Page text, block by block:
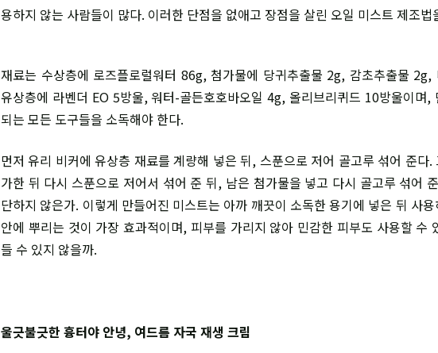
용하지 않는 사람들이 많다. 이러한 단점을 없애고 장점을 살린 오일 미스트 제조법
재료는 수상층에 로즈플로럴워터 86g, 첨가물에 당귀추출물 2g, 감초추출물
유상층에 라벤더 EO 5방울, 워터-골든호호바오일 4g, 올리브리퀴드 10방울이며,
되는 모든 도구들을 소독해야 한다.
먼저 유리 비커에 유상층 재료를 계량해 넣은 뒤, 스푼으로 저어 골고루 섞어 준다.
가한 뒤 다시 스푼으로 저어서 섞어 준 뒤, 남은 첨가물을 넣고 다시 골고루 섞어
단하지 않은가. 이렇게 만들어진 미스트는 아까 깨끗이 소독한 용기에 넣은 뒤 사
안에 뿌리는 것이 가장 효과적이며, 피부를 가리지 않아 민감한 피부도 사용할 수
들 수 있지 않을까.
울긋불긋한 흉터야 안녕, 여드름 자국 재생 크림